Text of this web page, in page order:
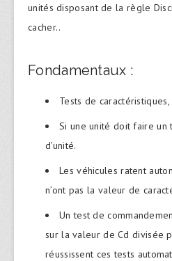
unités disposant de la règle
cacher..
Fondamentaux :
Tests de
Si une unité doit faire
d’unité.
Les véhicules ratent
n’ont pas la valeur de
Un test de
sur la valeur de Cd divisée
réussissent ces tests